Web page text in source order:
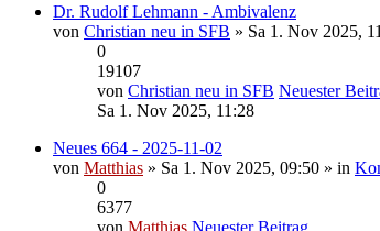
Dr. Rudolf Lehmann - Ambivalenz
von Christian neu in SFB » Sa 1. Nov 2025,
0
19107
von Christian neu in SFB Neuester
Sa 1. Nov 2025, 11:28
Neues 664 - 2025-11-02
von Matthias » Sa 1. Nov 2025, 09:50 » in
0
6377
von Matthias Neuester Beitrag